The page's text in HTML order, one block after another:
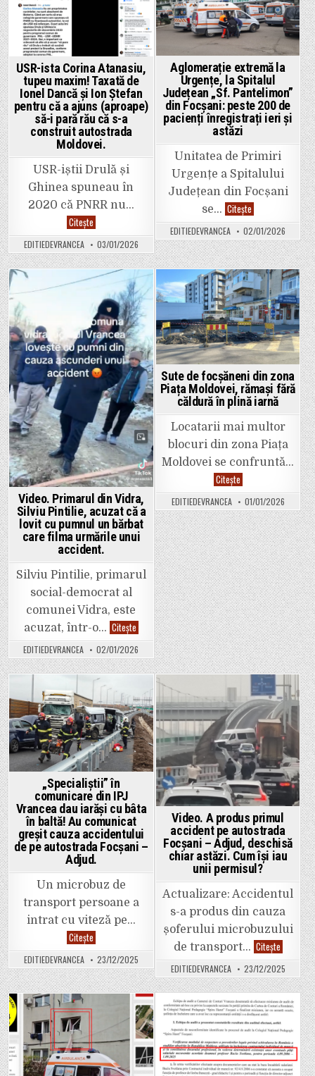
Ștefan
îi
va
face
marcaj
umăr
umăr.
PSD
Misăilă:
„În
Focșani
se
circulă
mai
prost
ca
înainte.
Mult
mai
prost.
(…)
Ideea
că
oamenii
se
vor
obișnui
la
un
moment
dat,
cred
că
e
neinspirată,
incorectă
și
cinică!”
in
USR-ista Corina Atanasiu,
tupeu maxim! Taxată de
Ionel Dancă și Ion Ștefan
pentru că a ajuns (aproape)
să-i pară rău că s-a
construit autostrada
Moldovei.
USR-iștii Drulă și
Ghinea spuneau în
2020 că PNRR nu…
CiteșteUSR-
ista
Corina
Atanasiu,
tupeu
maxim!
Taxată
Ionel
Dancă
și
Ion
Ștefan
pentru
că
a
ajuns
(aproape)
să-
pară
rău
că
s-
a
construit
autostrada
Moldovei.
EDITIEDEVRANCEA 03/01/2026
in
Aglomerație extremă la
Urgențe, la Spitalul
Județean „Sf. Pantelimon”
din Focșani: peste 200 de
pacienți înregistrați ieri și
astăzi
Unitatea de Primiri
Urgențe a Spitalului
Județean din Focșani
se… Citește
extremă
la
Urgențe,
la
Spitalul
Județean
„Sf.
Pantelimon”
din
Focșani:
peste
200
de
pacienți
înregistrați
ieri
și
astăzi
EDITIEDEVRANCEA 02/01/2026
Posted
in
Video. Primarul din Vidra,
Silviu Pintilie, acuzat că a
lovit cu pumnul un bărbat
care filma urmările unui
accident.
Silviu Pintilie, primarul
social-democrat al
comunei Vidra, este
acuzat, într-o… CiteșteVideo.
Primarul
din
Vidra,
Silviu
Pintilie,
acuzat
a
lovit
cu
pumnul
un
bărbat
care
filma
urmările
accident.
EDITIEDEVRANCEA 02/01/2026
Posted
Sute de focșăneni din zona
Piața Moldovei, rămași fără
căldură în plină iarnă
Locatarii mai multor
blocuri din zona Piața
Moldovei se confruntă…
CiteșteSute
de
focșăneni
din
zona
Piața
Moldovei,
rămași
fără
căldură
în
plină
iarnă
EDITIEDEVRANCEA 01/01/2026
Posted
in
„Specialiștii” în
comunicare din IPJ
Vrancea dau iarăși cu bâta
în baltă! Au comunicat
greșit cauza accidentului
de pe autostrada Focșani –
Adjud.
Un microbuz de
transport persoane a
intrat cu viteză pe…
Citește„Specialiștii”
în
comunicare
din
IPJ
Vrancea
dau
baltă!
Au
comunicat
greșit
EDITIEDEVRANCEA 23/12/2025
Posted
in
Video. A produs primul
accident pe autostrada
Focșani – Adjud, deschisă
chiar astăzi. Cum își iau
unii permisul?
Actualizare: Accidentul
s-a produs din cauza
șoferului microbuzului
de transport… CiteșteVideo.
A
produs
primul
accident
pe
Focșani
–
Adjud,
deschisă
chiar
astăzi.
Cum
EDITIEDEVRANCEA 23/12/2025
Posted
in
Posted
in